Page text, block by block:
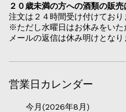
２０歳未満の方への酒類の販売
注文は２４時間受け付けており
※ただし水曜日はお休みをいた
メールの返信は休み明けとなり
営業日カレンダー
今月(2026年8月)